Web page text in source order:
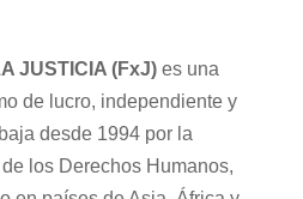
JUSTICIA (FxJ)es una
de lucro, independiente y
desde 1994 por la
los Derechos Humanos,